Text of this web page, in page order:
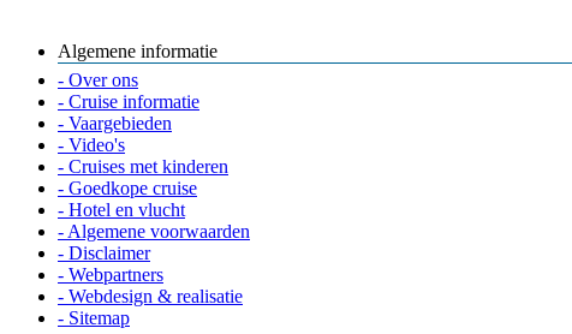
Algemene informatie
- Over ons
- Cruise informatie
- Vaargebieden
- Video's
- Cruises met kinderen
- Goedkope cruise
- Hotel en vlucht
- Algemene voorwaarden
- Disclaimer
- Webpartners
- Webdesign & realisatie
- Sitemap